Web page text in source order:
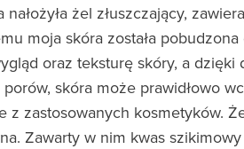
żel złuszczający,
moja skóra została
oraz teksturę skóry, a
skóra może prawidłowo
z zastosowanych kosmetyków.
Zawarty w nim kwas